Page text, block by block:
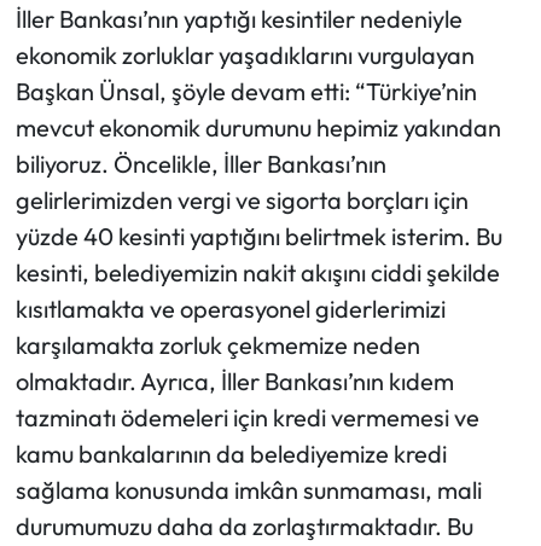
İller Bankası’nın yaptığı kesintiler nedeniyle
ekonomik zorluklar yaşadıklarını vurgulayan
Başkan Ünsal, şöyle devam etti: “Türkiye’nin
mevcut ekonomik durumunu hepimiz yakından
biliyoruz. Öncelikle, İller Bankası’nın
gelirlerimizden vergi ve sigorta borçları için
yüzde 40 kesinti yaptığını belirtmek isterim. Bu
kesinti, belediyemizin nakit akışını ciddi şekilde
kısıtlamakta ve operasyonel giderlerimizi
karşılamakta zorluk çekmemize neden
olmaktadır. Ayrıca, İller Bankası’nın kıdem
tazminatı ödemeleri için kredi vermemesi ve
kamu bankalarının da belediyemize kredi
sağlama konusunda imkân sunmaması, mali
durumumuzu daha da zorlaştırmaktadır. Bu